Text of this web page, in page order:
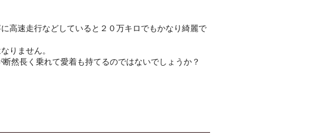
高速走行などしていると２０万キロでもかなり綺麗で
りません。
然長く乗れて愛着も持てるのではないでしょうか？